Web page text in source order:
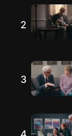
2
3